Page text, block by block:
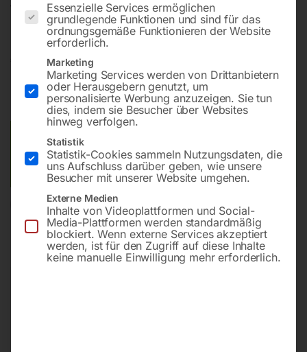
für Ausblaspistolen, POM(Düse)/Alu(Adapter)
64,80
inkl. MwSt. zzgl.Versandkosten
Lieferzeit:ca. 2 - 3 Tage
Versandkosten Standard (Österreich):
Bitte beachten Sie: Die Versandkosten gelten für Österreich.
Andere Länder können abweichen.
In den Warenkorb
Essenzielle Services ermöglichen
grundlegende Funktionen und sind für das
ordnungsgemäße Funktionieren der Website
erforderlich.
Marketing
Marketing Services werden von Drittanbietern
oder Herausgebern genutzt, um
personalisierte Werbung anzuzeigen. Sie tun
dies, indem sie Besucher über Websites
hinweg verfolgen.
Statistik
Statistik-Cookies sammeln Nutzungsdaten, die
uns Aufschluss darüber geben, wie unsere
Besucher mit unserer Website umgehen.
Externe Medien
Inhalte von Videoplattformen und Social-
Media-Plattformen werden standardmäßig
blockiert. Wenn externe Services akzeptiert
werden, ist für den Zugriff auf diese Inhalte
keine manuelle Einwilligung mehr erforderlich.